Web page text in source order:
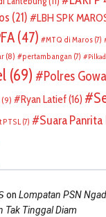
(21) LBH SPK
(47) MTQ di Maros (7)
(8) pertambangan (7)
(69) Polres Gowa
(9) Ryan Latief(16)
(7) Suara
on Lompatan PSN
Tak Tinggal Diam